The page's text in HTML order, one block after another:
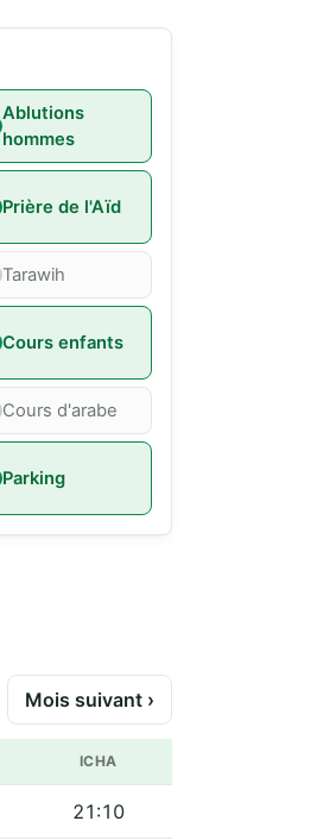
Ablutions
hommes
Prière de l'Aïd
Tarawih
Cours enfants
Cours d'arabe
Parking
Mois suivant ›
ICHA
21:10